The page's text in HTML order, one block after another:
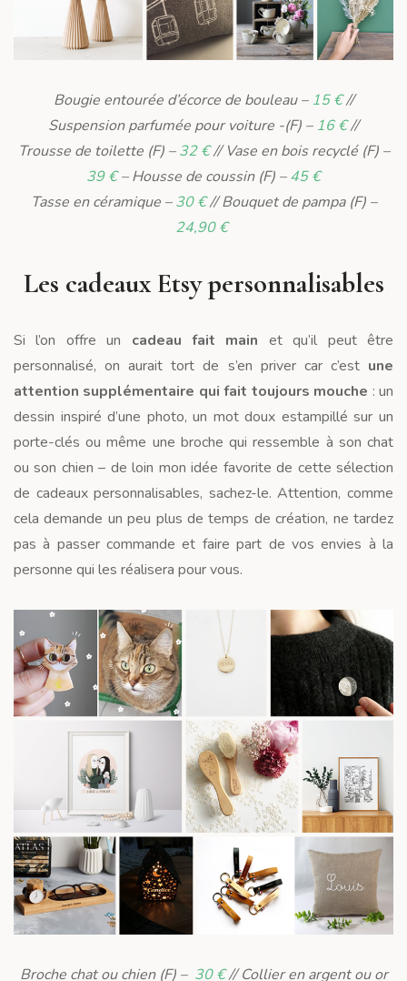
Bougie entourée d’écorce de bouleau – 15 €//
Suspension parfumée pour voiture -(F) – 16 €//
Trousse de toilette (F) –32 €// Vase en bois recyclé (F) –
39 €– Housse de coussin (F) –45 €
Tasse en céramique –30 €// Bouquet de pampa (F) –
24,90 €
Les cadeaux Etsy personnalisables
Si l’on offre un cadeau fait main et qu’il peut être
personnalisé, on aurait tort de s’en priver car c’est une
attention supplémentaire qui fait toujours mouche : un
dessin inspiré d’une photo, un mot doux estampillé sur un
porte-clés ou même une broche qui ressemble à son chat
ou son chien – de loin mon idée favorite de cette sélection
de cadeaux personnalisables, sachez-le. Attention, comme
cela demande un peu plus de temps de création, ne tardez
pas à passer commande et faire part de vos envies à la
personne qui les réalisera pour vous.
Broche chat ou chien (F) – 30 €// Collier en argent ou or